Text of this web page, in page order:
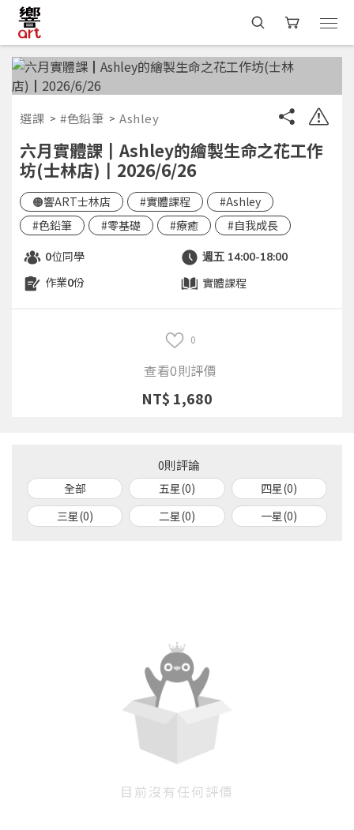
選課 #色鉛筆 Ashley
六月實體課┃Ashley的繪製生命之花工作
坊(士林店)┃2026/6/26
🟠響ART士林店 #實體課程
#Ashley
#色鉛筆
#零基礎 #療癒 #自我成長
0位同學 週五 14:00-18:00
作業0份 實體課程
0
查看0則評價
NT$ 1,680
0則評論
全部 五星(0)
四星(0)
三星(0)
二星(0) 一星(0)
目前沒有任何評價